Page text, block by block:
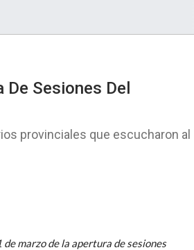
De Sesiones Del
provinciales que escucharon al
marzo de la apertura de sesiones